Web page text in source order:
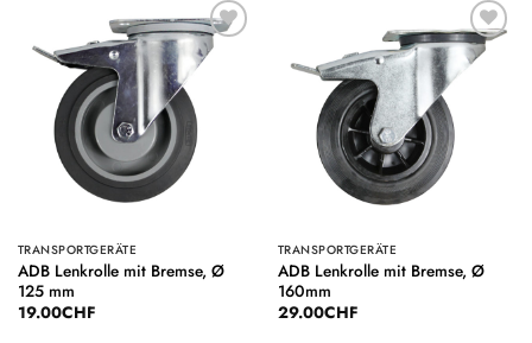
Auf die
Wunschliste
TRANSPORTGERÄTE
ADB Lenkrolle mit Bremse, Ø
125 mm
19.00CHF
Auf die
Wunschliste
TRANSPORTGERÄTE
ADB Lenkrolle mit Bremse, Ø
160mm
29.00CHF